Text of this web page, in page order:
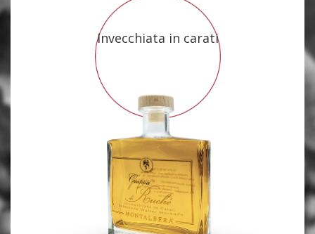
Invecchiata in carati